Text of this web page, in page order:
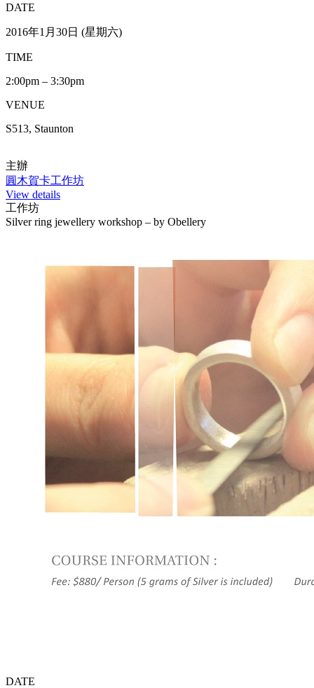
DATE
2016年1月30日 (星期六)
TIME
2:00pm – 3:30pm
VENUE
S513, Staunton
主辦
圓木賀卡工作坊
View details
工作坊
Silver ring jewellery workshop – by Obellery
DATE